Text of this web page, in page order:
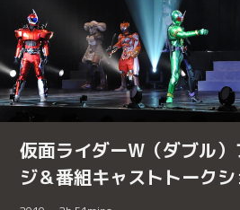
仮面ライダーW（ダブル
ジ＆番組キャストトーク